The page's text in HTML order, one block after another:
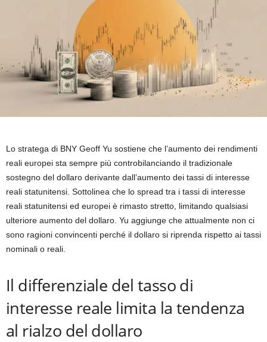
Lo stratega di BNY Geoff Yu sostiene che l’aumento dei rendimenti
reali europei sta sempre più controbilanciando il tradizionale
sostegno del dollaro derivante dall’aumento dei tassi di interesse
reali statunitensi. Sottolinea che lo spread tra i tassi di interesse
reali statunitensi ed europei è rimasto stretto, limitando qualsiasi
ulteriore aumento del dollaro. Yu aggiunge che attualmente non ci
sono ragioni convincenti perché il dollaro si riprenda rispetto ai tassi
nominali o reali.
Il differenziale del tasso di
interesse reale limita la tendenza
al rialzo del dollaro